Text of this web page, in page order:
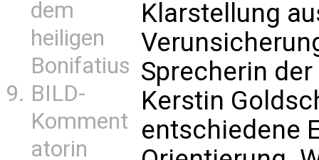
dem
heiligen
Bonifatius
BILD-
Komment
atorin
Klarstellung
Sprecherin
Kerstin
entschiedene